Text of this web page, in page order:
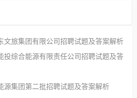
文旅集团有限公司招聘试题及答案解析
投综合能源有限责任公司招聘试题及答
源集团第二批招聘试题及答案解析